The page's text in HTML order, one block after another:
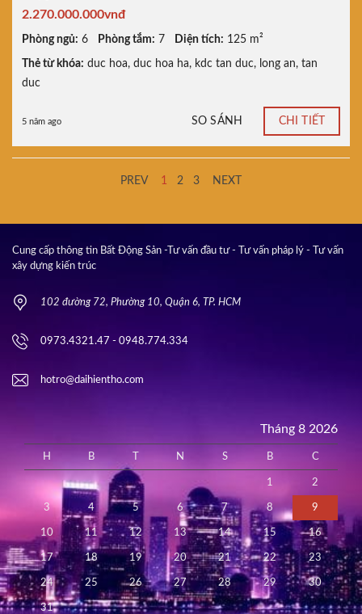
2.270.000.000vnđ
Phòng ngủ: 6 Phòng tắm: 7 Diện tích: 125 m²
Thẻ từ khóa: duc hoa, duc hoa ha, kdc tan duc, long an, tan
duc
5 năm ago SO SÁNH CHI TIẾT
PREV 1 2 3 NEXT
Cung cấp thông tin Bất Động Sản -Tư vấn đầu tư - Tư vấn pháp lý - Tư vấn
xây dựng kiến trúc
102 đường 72, Phường 10, Quận 6, TP. HCM
0973.4321.47 - 0948.774.334
hotro@daihientho.com
Tháng 8 2026
H B N S B C
1 2
3 4 5 6 7 8 9
10 11 12 13 14 15 16
17 18 19 20 21 22 23
24 25 26 27 28 29 30
31